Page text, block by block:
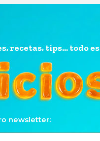
recetas, tips... todo es
newsletter: